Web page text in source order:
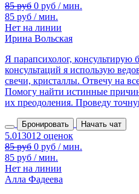
85 руб 0 руб / мин.
85 руб / мин.
Нет на линии
Ирина Вольская
Я парапсихолог, консультирую
консультаций я использую
свечи, кристаллы. Отвечу на
Помогу найти истинные
их преодоления. Проведу
Бронировать Начать чат
85 руб 0 руб / мин.
85 руб / мин.
Нет на линии
Алла Фадеева